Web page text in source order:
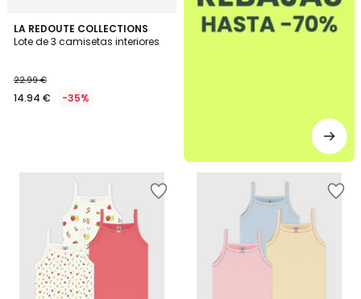
LA REDOUTE COLLECTIONS
Lote de 3 camisetas interiores
22.99 €
14.94 € -35%